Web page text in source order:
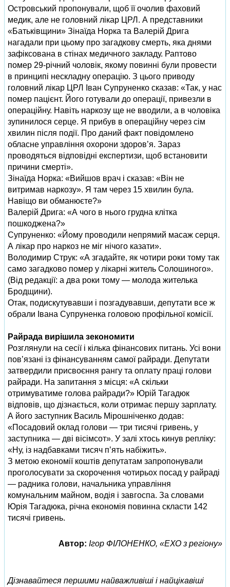
Островський пропонували, щоб її очолив фаховий
медик, але не головний лікар ЦРЛ. А представники
«Батьківщини» Зінаїда Норка та Валерій Дрига
нагадали при цьому про загадкову смерть, яка днями
зафіксована в стінах медичного закладу. Раптово
помер 29‑річний чоловік, якому повинні були провести
в принципі нескладну операцію. З цього приводу
головний лікар ЦРЛ Іван Супруненко сказав: «Так, у нас
помер пацієнт. Його готували до операції, привезли в
операційну. Навіть наркозу ще не вводили, а в чоловіка
зупинилося серце. Я прибув в операційну через сім
хвилин після події. Про даний факт повідомлено
обласне управління охорони здоров’я. Зараз
проводяться відповідні експертизи, щоб встановити
причини смерті».
Зінаїда Норка: «Вийшов врач і сказав: «Він не
витримав наркозу». Я там через 15 хвилин була.
Навіщо ви обманюєте?»
Валерій Дрига: «А чого в нього грудна клітка
пошкоджена?»
Супруненко: «Йому проводили непрямий масаж серця.
А лікар про наркоз не міг нічого казати».
Володимир Струк: «А згадайте, як чотири роки тому так
само загадково помер у лікарні житель Солошиного».
(Від редакції: а два роки тому — молода жителька
Бродщини).
Отак, подискутувавши і позгадувавши, депутати все ж
обрали Івана Супруненка головою профільної комісії.
Райрада вирішила зекономити
Розглянули на сесії і кілька фінансових питань. Усі вони
пов’язані із фінансуванням самої райради. Депутати
затвердили присвоєння рангу та оплату праці голови
райради. На запитання з місця: «А скільки
отримуватиме голова райради?» Юрій Тагадюк
відповів, що дізнається, коли отримає першу зарплату.
А його заступник Василь Мірошніченко додав:
«Посадовий оклад голови — три тисячі гривень, у
заступника — дві вісімсот». У залі хтось кинув репліку:
«Ну, із надбавками тисяч п’ять набіжить».
З метою економії коштів депутатам запропонували
проголосувати за скорочення чотирьох посад у райраді
— радника голови, начальника управління
комунальним майном, водія і завгоспа. За словами
Юрія Тагадюка, річна економія повинна скласти 142
тисячі гривень.
Автор: Ігор ФІЛОНЕНКО, «ЕХО з регіону»
Дізнавайтеся першими найважливіші і найцікавіші